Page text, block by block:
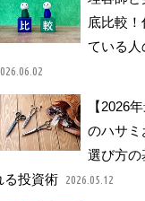
底比較
ている人
【2026
のハサミ
選び方の
る投資術 2026.05.12